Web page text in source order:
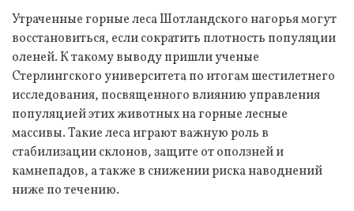
Утраченные горные леса Шотландского нагорья могут
восстановиться, если сократить плотность популяции
оленей. К такому выводу пришли ученые
Стерлингского университета по итогам шестилетнего
исследования, посвященного влиянию управления
популяцией этих животных на горные лесные
массивы. Такие леса играют важную роль в
стабилизации склонов, защите от оползней и
камнепадов, а также в снижении риска наводнений
ниже по течению.